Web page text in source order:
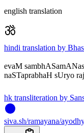
english translation
hindi translation by
evaM
naSTaprabhaH sUryo
hk transliteration by
siva.sh/ramayana/